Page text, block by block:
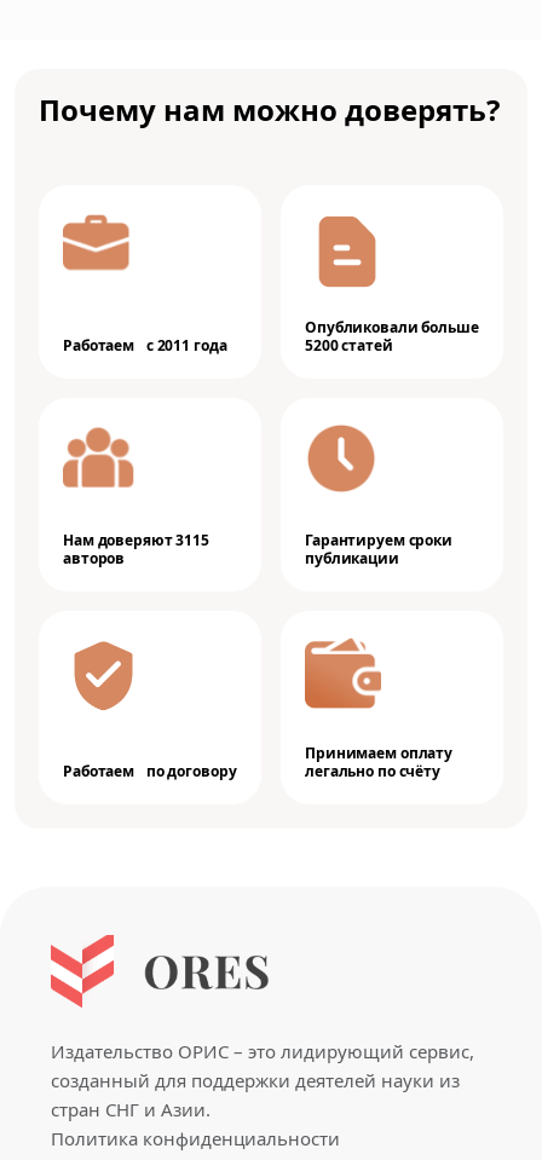
Почему нам можно доверять?
Работаем с 2011 года
Опубликовали больше
5200 статей
Нам доверяют 3115
авторов
Гарантируем сроки
публикации
Работаем по договору
Принимаем оплату
легально по счёту
Издательство ОРИС – это лидирующий сервис,
созданный для поддержки деятелей науки из
стран СНГ и Азии.
Политика конфиденциальности